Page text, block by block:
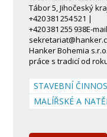
Tábor 5, Jihočeský
+420 381 254 521 |
+420 381 255
Hanker Bohemia
práce s tradicí od
STAVEBNÍ
MALÍŘSKÉ A